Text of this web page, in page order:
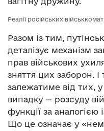
Реалії російських
Разом із тим,
деталізує механізм
прав військових
зняття цих заборон. І
залежатиме від тих,
випадку — розсуду
функції за
Що це означає у